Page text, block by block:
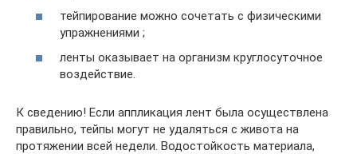
тейпирование можно сочетать с физическими
упражнениями ;
ленты оказывает на организм круглосуточное
воздействие.
К сведению! Если аппликация лент была осуществлена
правильно, тейпы могут не удаляться с живота на
протяжении всей недели. Водостойкость материала,